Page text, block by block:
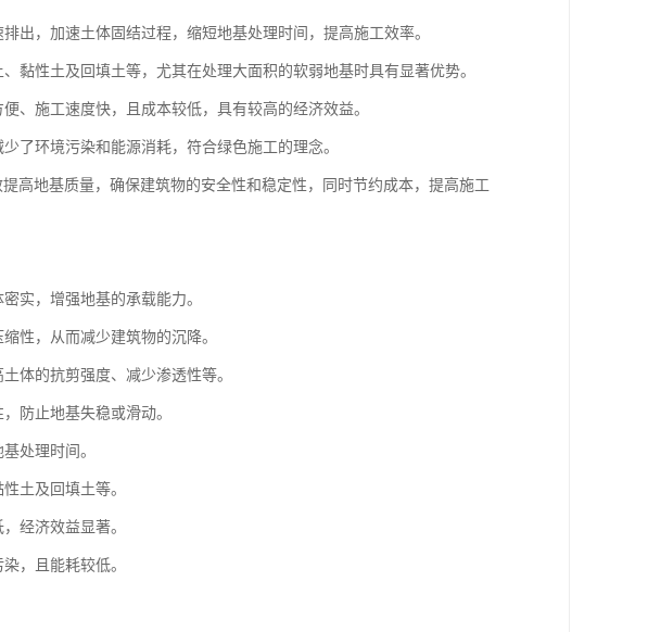
出，加速土体固结过程，缩短地基处理时间，提高施工效率。
黏性土及回填土等，尤其在处理大面积的软弱地基时具有显著优势。
、施工速度快，且成本较低，具有较高的经济效益。
了环境污染和能源消耗，符合绿色施工的理念。
高地基质量，确保建筑物的安全性和稳定性，同时节约成本，提高施工
实，增强地基的承载能力。
性，从而减少建筑物的沉降。
体的抗剪强度、减少渗透性等。
防止地基失稳或滑动。
处理时间。
土及回填土等。
经济效益显著。
，且能耗较低。